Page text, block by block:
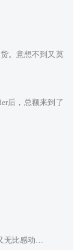
。意想不到又莫
后，总额来到了
无比感动…